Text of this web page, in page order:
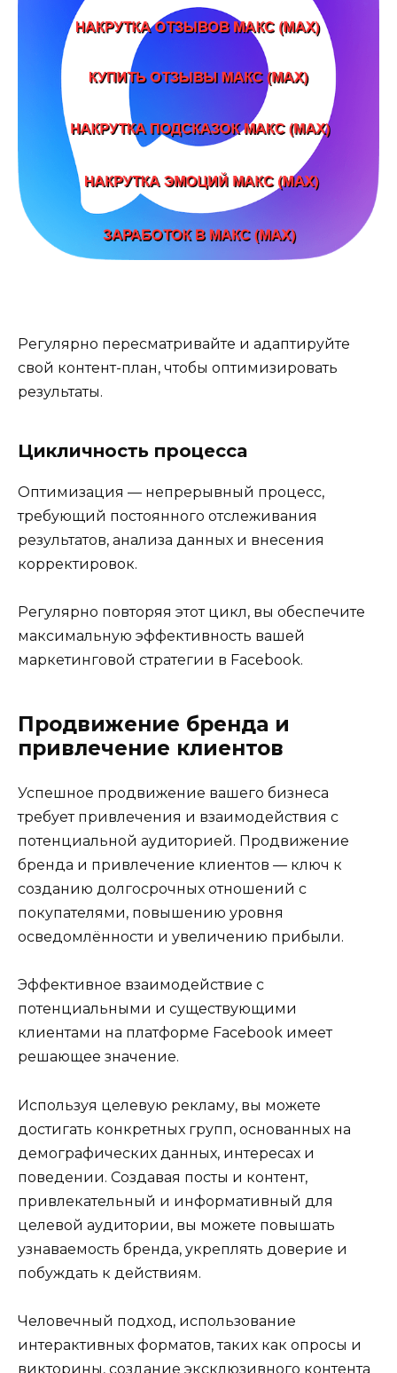
Регулярно пересматривайте и адаптируйте
свой контент-план, чтобы оптимизировать
результаты.
Цикличность процесса
Оптимизация — непрерывный процесс,
требующий постоянного отслеживания
результатов, анализа данных и внесения
корректировок.
Регулярно повторяя этот цикл, вы обеспечите
максимальную эффективность вашей
маркетинговой стратегии в Facebook.
Продвижение бренда и
привлечение клиентов
Успешное продвижение вашего бизнеса
требует привлечения и взаимодействия с
потенциальной аудиторией. Продвижение
бренда и привлечение клиентов — ключ к
созданию долгосрочных отношений с
покупателями, повышению уровня
осведомлённости и увеличению прибыли.
Эффективное взаимодействие с
потенциальными и существующими
клиентами на платформе Facebook имеет
решающее значение.
Используя целевую рекламу, вы можете
достигать конкретных групп, основанных на
демографических данных, интересах и
поведении. Создавая посты и контент,
привлекательный и информативный для
целевой аудитории, вы можете повышать
узнаваемость бренда, укреплять доверие и
побуждать к действиям.
Человечный подход, использование
интерактивных форматов, таких как опросы и
викторины, создание эксклюзивного контента